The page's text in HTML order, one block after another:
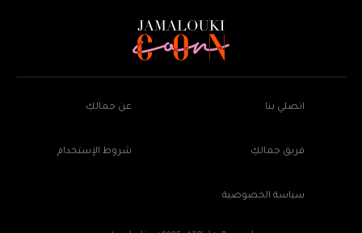
اتصلي بنا عن جمالكِ
فريق جمالكِ شروط الإستخدام
سياسة الخصوصية